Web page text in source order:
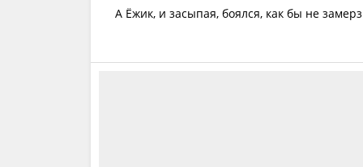
А Ёжик, и засыпая, боялся, как бы не